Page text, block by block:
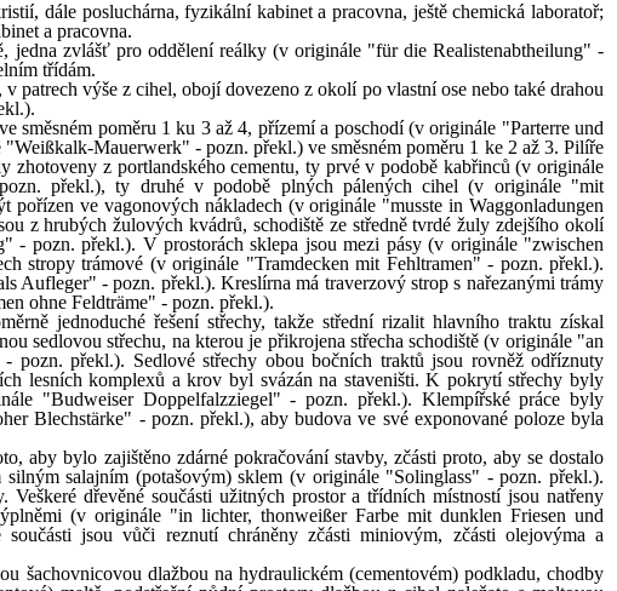
dále posluchárna, fyzikální kabinet a pracovna, ještě chemická laboratoř;
a pracovna.
jedna zvlášť pro oddělení reálky (v originále "für die Realistenabtheilung" -
třídám.
patrech výše z cihel, obojí dovezeno z okolí po vlastní ose nebo také drahou
směsném poměru 1 ku 3 až 4, přízemí a poschodí (v originále "Parterre und
Mauerwerk" - pozn. překl.) ve směsném poměru 1 ke 2 až 3. Pilíře
zhotoveny z portlandského cementu, ty prvé v podobě kabřinců (v originále
překl.), ty druhé v podobě plných pálených cihel (v originále "mit
ve vagonových nákladech (v originále "musste in Waggonladungen
z hrubých žulových kvádrů, schodiště ze středně tvrdé žuly zdejšího okolí
- pozn. překl.). V prostorách sklepa jsou mezi pásy (v originále "zwischen
stropy trámové (v originále "Tramdecken mit Fehltramen" - pozn. překl.).
Aufleger" - pozn. překl.). Kreslírna má traverzový strop s nařezanými trámy
ohne Feldträme" - pozn. překl.).
jednoduché řešení střechy, takže střední rizalit hlavního traktu získal
sedlovou střechu, na kterou je přikrojena střecha schodiště (v originále "an
- pozn. překl.). Sedlové střechy obou bočních traktů jsou rovněž odříznuty
lesních komplexů a krov byl svázán na staveništi. K pokrytí střechy byly
"Budweiser Doppelfalzziegel" - pozn. překl.). Klempířské práce byly
Blechstärke" - pozn. překl.), aby budova ve své exponované poloze byla
aby bylo zajištěno zdárné pokračování stavby, zčásti proto, aby se dostalo
salajním (potašovým) sklem (v originále "Solinglass" - pozn. překl.).
dřevěné součásti užitných prostor a třídních místností jsou natřeny
(v originále "in lichter, thonweißer Farbe mit dunklen Friesen und
jsou vůči reznutí chráněny zčásti miniovým, zčásti olejovýma a
šachovnicovou dlažbou na hydraulickém (cementovém) podkladu, chodby